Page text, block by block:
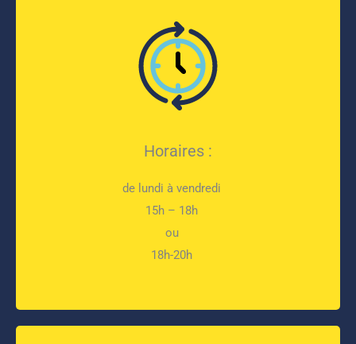
Horaires :
de lundi à vendredi
15h – 18h
ou
18h-20h